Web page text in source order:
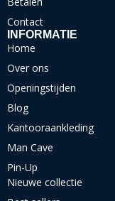
Contact
INFORMATIE
Home
Over ons
Openingstijden
Blog
Kantooraankleding
Man Cave
Pin-Up
Nieuwe collectie